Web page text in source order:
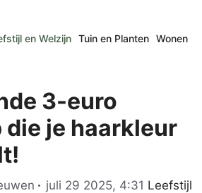
en Welzijn Tuin en Planten Wonen
3-euro
je haarkleur
juli 29 2025, 4:31 Leefstijl